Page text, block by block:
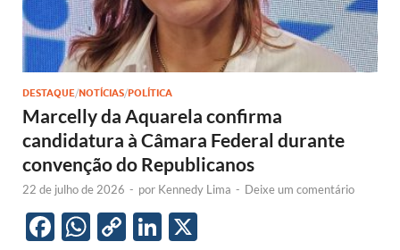
DESTAQUE/NOTÍCIAS/POLÍTICA
Marcelly da Aquarela confirma
candidatura à Câmara Federal durante
convenção do Republicanos
22 de julho de 2026 - por Kennedy Lima - Deixe um comentário
F
W C
Li